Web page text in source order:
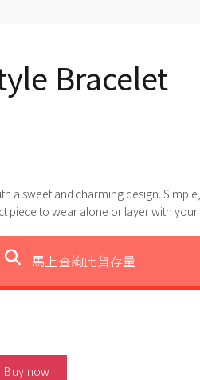
Bracelet
a sweet and charming design.
piece to wear alone or layer with
馬上查詢此貨存量
Buy now